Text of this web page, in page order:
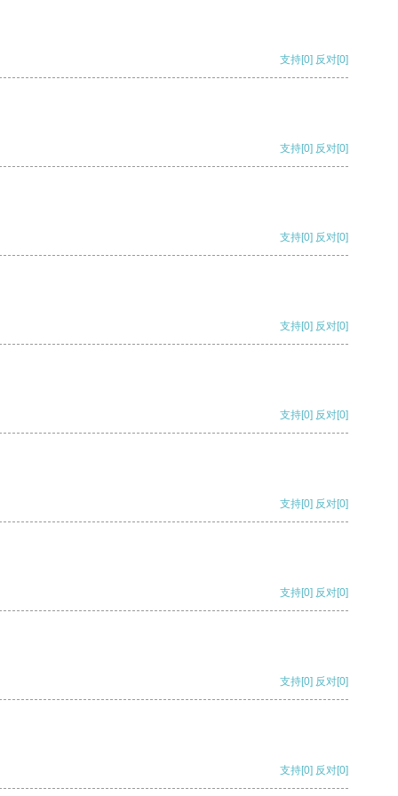
支持[0] 反对[0]
支持[0] 反对[0]
支持[0] 反对[0]
支持[0] 反对[0]
支持[0] 反对[0]
支持[0] 反对[0]
支持[0] 反对[0]
支持[0] 反对[0]
支持[0] 反对[0]